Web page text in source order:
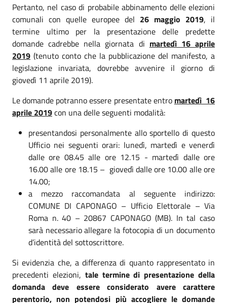
Pertanto, nel caso di probabile abbinamento delle elezioni
comunali con quelle europee del 26 maggio 2019, il
termine ultimo per la presentazione delle predette
domande cadrebbe nella giornata di martedì 16 aprile
2019 (tenuto conto che la pubblicazione del manifesto, a
legislazione invariata, dovrebbe avvenire il giorno di
giovedì 11 aprile 2019).
Le domande potranno essere presentate entro martedì 16
aprile 2019con una delle seguenti modalità:
presentandosi personalmente allo sportello di questo
Ufficio nei seguenti orari: lunedì, martedì e venerdì
dalle ore 08.45 alle ore 12.15 - martedì dalle ore
16.00 alle ore 18.15 – giovedì dalle ore 10.00 alle ore
14.00;
a mezzo raccomandata al seguente indirizzo:
COMUNE DI CAPONAGO – Ufficio Elettorale – Via
Roma n. 40 – 20867 CAPONAGO (MB). In tal caso
sarà necessario allegare la fotocopia di un documento
d’identità del sottoscrittore.
Si evidenzia che, a differenza di quanto rappresentato in
precedenti elezioni, tale termine di presentazione della
domanda deve essere considerato avere carattere
perentorio, non potendosi più accogliere le domande